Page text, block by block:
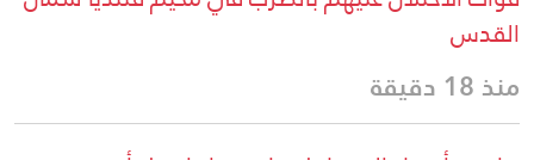
القدس
منذ 18 دقيقة